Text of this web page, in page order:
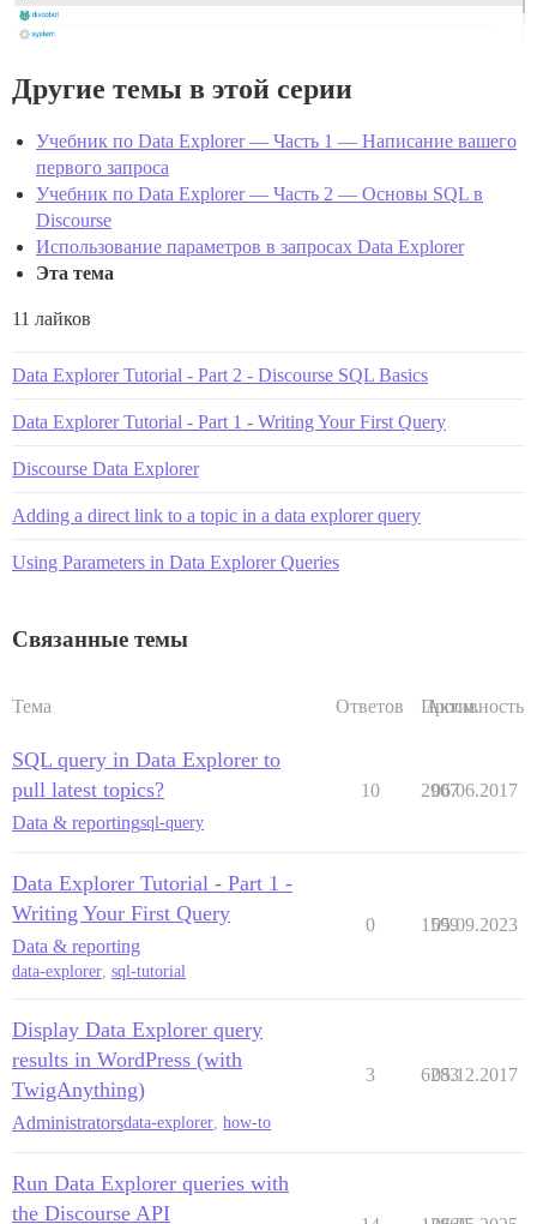
Другие темы в этой серии
Учебник по Data Explorer — Часть 1 — Написание вашего
первого запроса
Учебник по Data Explorer — Часть 2 — Основы SQL в
Discourse
Использование параметров в запросах Data Explorer
Эта тема
11 лайков
Data Explorer Tutorial - Part 2 - Discourse SQL Basics
Data Explorer Tutorial - Part 1 - Writing Your First Query
Discourse Data Explorer
Adding a direct link to a topic in a data explorer query
Using Parameters in Data Explorer Queries
Связанные темы
Тема Ответов Просм.
Активность
SQL query in Data Explorer to
pull latest topics?
Data & reportingsql-query
10 2907
06.06.2017
Data Explorer Tutorial - Part 1 -
Writing Your First Query
Data & reporting
data-explorer sql-tutorial
0 1599
05.09.2023
Display Data Explorer query
results in WordPress (with
TwigAnything)
Administratorsdata-explorer, how-to
3 6283
05.12.2017
Run Data Explorer queries with
the Discourse API